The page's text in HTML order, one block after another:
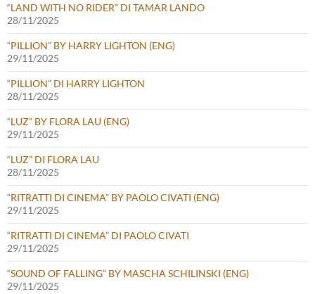
“LAND WITH NO RIDER” DI TAMAR LANDO
28/11/2025
“PILLION” BY HARRY LIGHTON (ENG)
29/11/2025
“PILLION” DI HARRY LIGHTON
28/11/2025
“LUZ” BY FLORA LAU (ENG)
29/11/2025
“LUZ” DI FLORA LAU
28/11/2025
“RITRATTI DI CINEMA” BY PAOLO CIVATI (ENG)
29/11/2025
“RITRATTI DI CINEMA” DI PAOLO CIVATI
29/11/2025
“SOUND OF FALLING” BY MASCHA SCHILINSKI (ENG)
29/11/2025